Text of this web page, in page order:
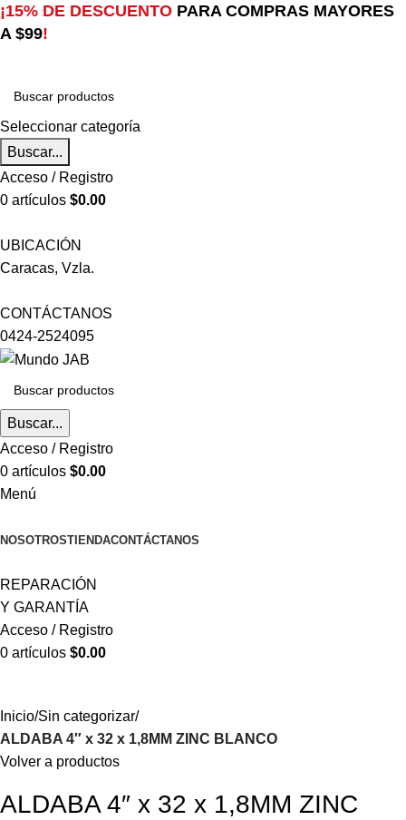
¡15% DE DESCUENTO PARA COMPRAS MAYORES
A $99!
Seleccionar categoría
Buscar...
Acceso / Registro
0 artículos $0.00
UBICACIÓN
Caracas, Vzla.
CONTÁCTANOS
0424-2524095
Buscar...
Acceso / Registro
0 artículos $0.00
Menú
NOSOTROSTIENDACONTÁCTANOS
REPARACIÓN
Y GARANTÍA
Acceso / Registro
0 artículos $0.00
Inicio Sin categorizar
ALDABA 4″ x 32 x 1,8MM ZINC BLANCO
Volver a productos
ALDABA 4″ x 32 x 1,8MM ZINC